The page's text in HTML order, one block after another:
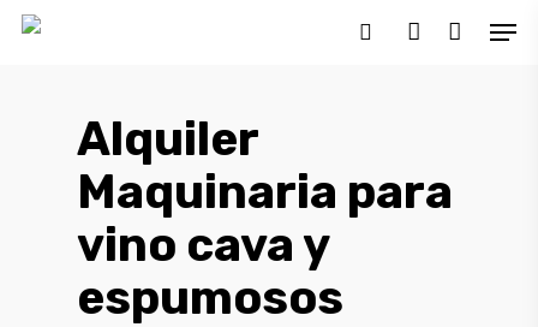
Hit enter to search or ESC to close
Alquiler
Maquinaria para
vino cava y
espumosos